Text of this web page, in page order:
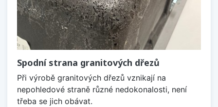
Spodní strana granitových dřezů
Při výrobě granitových dřezů vznikají na
nepohledové straně různé nedokonalosti, není
třeba se jich obávat.